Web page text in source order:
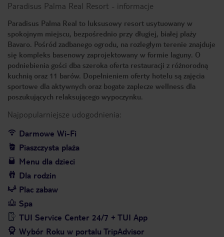
Paradisus Palma Real Resort - informacje
Paradisus Palma Real to luksusowy resort usytuowany w
spokojnym miejscu, bezpośrednio przy długiej, białej plaży
Bavaro. Pośród zadbanego ogrodu, na rozległym terenie znajduje
się kompleks basenowy zaprojektowany w formie laguny. O
podniebienia gości dba szeroka oferta restauracji z różnorodną
kuchnią oraz 11 barów. Dopełnieniem oferty hotelu są zajęcia
sportowe dla aktywnych oraz bogate zaplecze wellness dla
poszukujących relaksującego wypoczynku.
Najpopularniejsze udogodnienia:
Darmowe Wi-Fi
Piaszczysta plaża
Menu dla dzieci
Dla rodzin
Plac zabaw
Spa
TUI Service Center 24/7 + TUI App
Wybór Roku w portalu TripAdvisor